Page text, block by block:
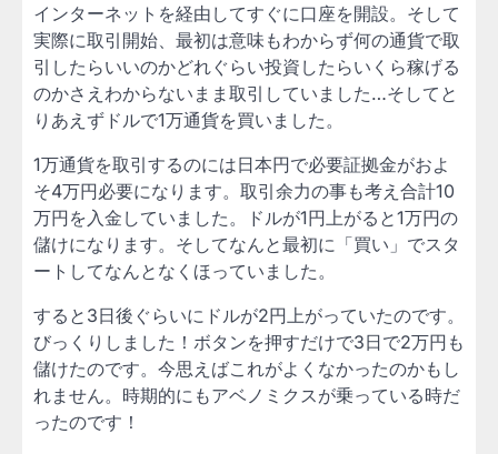
インターネットを経由してすぐに口座を開設。そして
実際に取引開始、最初は意味もわからず何の通貨で取
引したらいいのかどれぐらい投資したらいくら稼げる
のかさえわからないまま取引していました…そしてと
りあえずドルで1万通貨を買いました。
1万通貨を取引するのには日本円で必要証拠金がおよ
そ4万円必要になります。取引余力の事も考え合計10
万円を入金していました。ドルが1円上がると1万円の
儲けになります。そしてなんと最初に「買い」でスタ
ートしてなんとなくほっていました。
すると3日後ぐらいにドルが2円上がっていたのです。
びっくりしました！ボタンを押すだけで3日で2万円も
儲けたのです。今思えばこれがよくなかったのかもし
れません。時期的にもアベノミクスが乗っている時だ
ったのです！